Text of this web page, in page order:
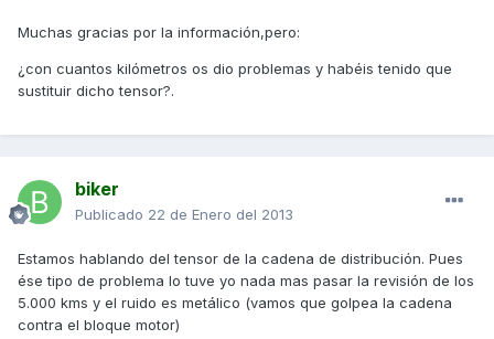
Muchas gracias por la información,pero:
¿con cuantos kilómetros os dio problemas y habéis tenido que
sustituir dicho tensor?.
biker
Publicado 22 de Enero del 2013
Estamos hablando del tensor de la cadena de distribución. Pues
ése tipo de problema lo tuve yo nada mas pasar la revisión de los
5.000 kms y el ruido es metálico (vamos que golpea la cadena
contra el bloque motor)